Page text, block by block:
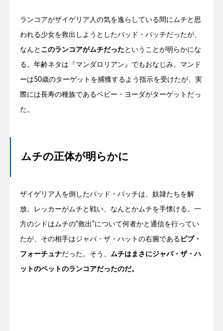
ランコアがザイゲリア人の気を逸らしている間にムチと思
われる少女を救出しようとしたバッド・バッチだったが、
なんと このランコアがムチだった ということが明らかにな
る。年齢ネタは『マンダロリアン』でもおなじみ。マンド
ーは50歳のターゲットを捕獲するよう指示を受けたが、実
際には長寿の種族であるベビー・ヨーダがターゲットだっ
た。
ムチの正体が明らかに
ザイゲリア人を倒したバッド・バッチは、奴隷たちを解
放。レッカーがムチと戦い、なんとかムチを手懐ける。一
方のシドはムチの“救出”について何者かと通信を行ってい
たが、その相手はジャバ・ザ・ハットの右腕である ビブ・
フォーチュナだった。そう、 ムチはまさにジャバ・ザ・ハ
ットのペットのランコアだったのだ。